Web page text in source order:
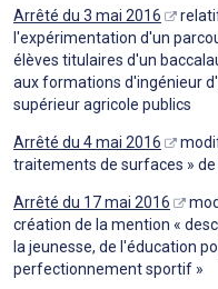
Arrêté du 3 mai 2016
l'expérimentation d'un
élèves titulaires d'un
aux formations d'ingénieur
supérieur agricole publics
Arrêté du 4 mai 2016
traitements de surfaces »
Arrêté du 17 mai 2016
création de la mention «
la jeunesse, de l'éducation
perfectionnement sportif »